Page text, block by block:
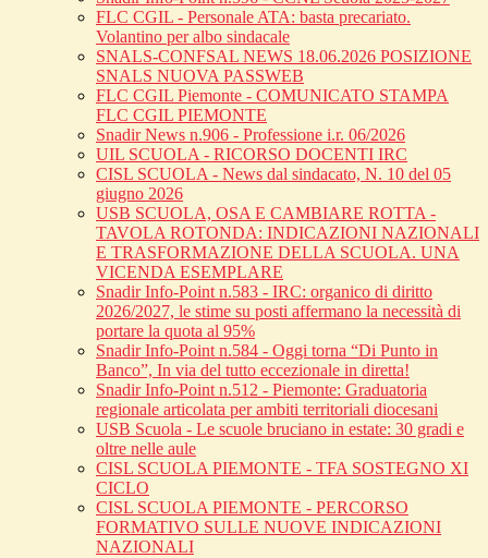
FLC CGIL - Personale ATA: basta precariato.
Volantino per albo sindacale
SNALS-CONFSAL NEWS 18.06.2026 POSIZIONE
SNALS NUOVA PASSWEB
FLC CGIL Piemonte - COMUNICATO STAMPA
FLC CGIL PIEMONTE
Snadir News n.906 - Professione i.r. 06/2026
UIL SCUOLA - RICORSO DOCENTI IRC
CISL SCUOLA - News dal sindacato, N. 10 del 05
giugno 2026
USB SCUOLA, OSA E CAMBIARE ROTTA -
TAVOLA ROTONDA: INDICAZIONI NAZIONALI
E TRASFORMAZIONE DELLA SCUOLA. UNA
VICENDA ESEMPLARE
Snadir Info-Point n.583 - IRC: organico di diritto
2026/2027, le stime su posti affermano la necessità di
portare la quota al 95%
Snadir Info-Point n.584 - Oggi torna “Di Punto in
Banco”, In via del tutto eccezionale in diretta!
Snadir Info-Point n.512 - Piemonte: Graduatoria
regionale articolata per ambiti territoriali diocesani
USB Scuola - Le scuole bruciano in estate: 30 gradi e
oltre nelle aule
CISL SCUOLA PIEMONTE - TFA SOSTEGNO XI
CICLO
CISL SCUOLA PIEMONTE - PERCORSO
FORMATIVO SULLE NUOVE INDICAZIONI
NAZIONALI